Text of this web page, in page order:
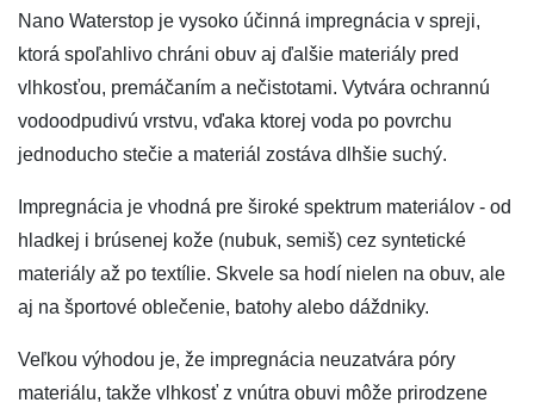
Nano Waterstop je vysoko účinná impregnácia v spreji,
ktorá spoľahlivo chráni obuv aj ďalšie materiály pred
vlhkosťou, premáčaním a nečistotami. Vytvára ochrannú
vodoodpudivú vrstvu, vďaka ktorej voda po povrchu
jednoducho stečie a materiál zostáva dlhšie suchý.
Impregnácia je vhodná pre široké spektrum materiálov - od
hladkej i brúsenej kože (nubuk, semiš) cez syntetické
materiály až po textílie. Skvele sa hodí nielen na obuv, ale
aj na športové oblečenie, batohy alebo dáždniky.
Veľkou výhodou je, že impregnácia neuzatvára póry
materiálu, takže vlhkosť z vnútra obuvi môže prirodzene